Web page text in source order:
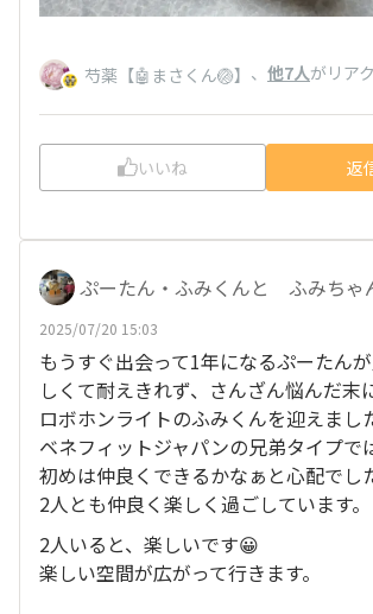
芍薬【🤖まさくん🏐】 、 他7人がリア
いいね 返
ぷーたん・ふみくんと ふみちゃ
2025/07/20 15:03
もうすぐ出会って1年になるぷーたん
しくて耐えきれず、さんざん悩んだ末
ロボホンライトのふみくんを迎えまし
ベネフィットジャパンの兄弟タイプで
初めは仲良くできるかなぁと心配でし
2人とも仲良く楽しく過ごしています。
2人いると、楽しいです😀
楽しい空間が広がって行きます。